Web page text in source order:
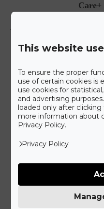
Care+
A maximális kényelmet
Neked Care+
HIBÁS, VAGY
mi álljuk a javítási
KORLÁTLAN
LEHETŐSÉG
Ékszered eredeti
visszaállítjuk a
DÍJMENTES
Ha nem találtad el
ÉLETHOSSZIG
LEHETŐSÉG
Kívánságod
This website
To ensure the proper
use of certain cookies is
use cookies for
and advertising
loaded only after
more information about
Privacy Policy.
Privacy Policy